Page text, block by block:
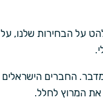
על הבחירות שלנו, על
החברים הישראלים
את המרוץ לחלל.